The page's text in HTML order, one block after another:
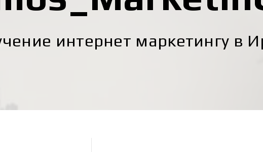
интернет маркетингу в